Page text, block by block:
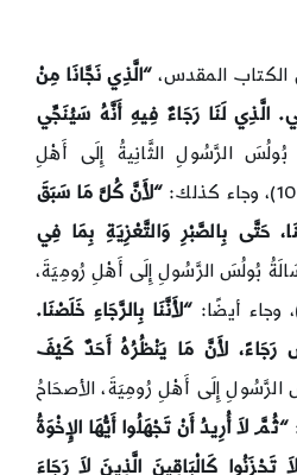
الكتاب المقدس،“الَّذِي نَجَّانَا مِنْ
لَنَا رَجَاءٌ فِيهِ أَنَّهُ سَيُنَجِّي
بُولُسَ الرَّسُولِ الثَّانِيةُ إِلَى أَهْلِ
“لأَنَّ كُلَّ مَا سَبَقَ
حَتَّى بِالصَّبْرِ وَالتَّعْزِيَةِ بِمَا فِي
بُولُسَ الرَّسُولِ إِلَى أَهْلِ رُومِيَةَ،
“لأَنَّنَا بِالرَّجَاءِ خَلَصْنَا.
رَجَاءً، لأَنَّ مَا يَنْظُرُهُ أَحَدٌ كَيْفَ
الرَّسُولِ إِلَى أَهْلِ رُومِيَةَ، الأصحَاحُ
“ثُمَّ لاَ أُرِيدُ أَنْ تَجْهَلُوا أَيُّهَا الإِخْوَةُ
كَالْبَاقِينَ الَّذِينَ لاَ رَجَاءَ